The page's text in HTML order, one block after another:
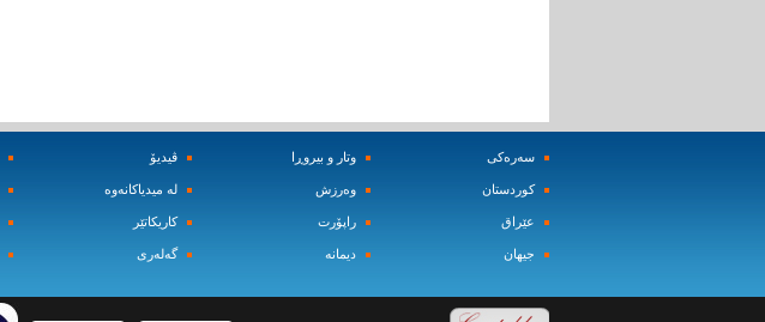
سه‌ره‌کی
کوردستان
عێراق
جیهان
وتار و بیروڕا
وه‌رزش‌
راپۆرت
دیمانه‌
ڤیدیۆ
له‌ میدیاکانه‌وه‌
کاریکاتێر
گه‌له‌ری